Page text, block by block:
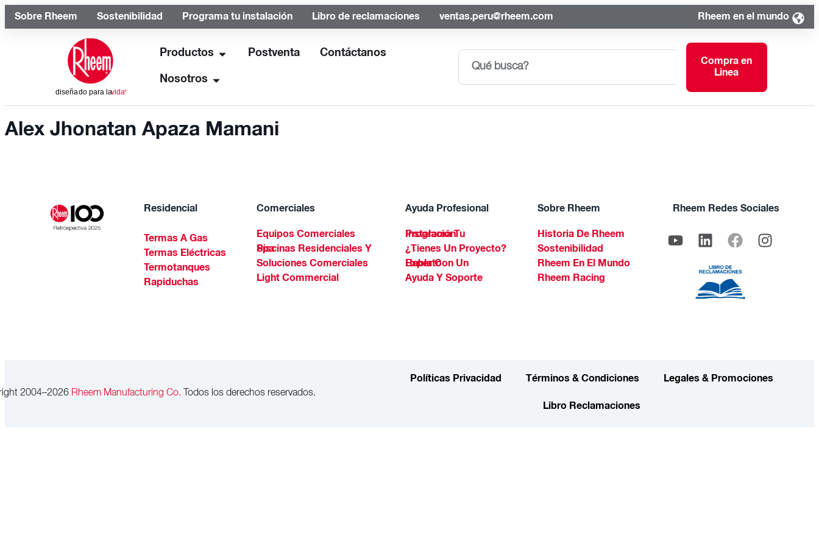
Sobre Rheem Sostenibilidad Programa tu instalación Libro de reclamaciones ventas.peru@rheem.com Rheem en el mundo
Productos Postventa Contáctanos
Nosotros
Compra en
Linea
Alex Jhonatan Apaza Mamani
Residencial
Termas A Gas
Termas Eléctricas
Termotanques
Rapiduchas
Comerciales
Equipos Comerciales
Piscinas Residenciales Y Spa
Soluciones Comerciales
Light Commercial
Ayuda Profesional
Programa Tu Instalación
¿Tienes Un Proyecto?
Habla Con Un Experto
Ayuda Y Soporte
Sobre Rheem
Historia De Rheem
Sostenibilidad
Rheem En El Mundo
Rheem Racing
Rheem Redes Sociales
2004–2026Rheem Manufacturing Co. Todos los derechos reservados.
Políticas Privacidad Términos & Condiciones Legales & Promociones
Libro Reclamaciones